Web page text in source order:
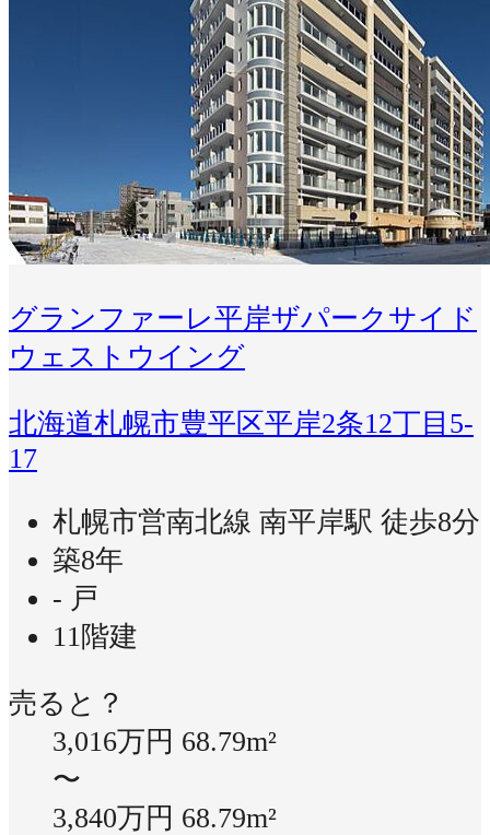
グランファーレ平岸ザパークサイド
ウェストウイング
北海道札幌市豊平区平岸2条12丁目5-
17
札幌市営南北線 南平岸駅 徒歩8分
築8年
- 戸
11階建
売ると？
3,016万円 68.79m²
〜
3,840万円 68.79m²